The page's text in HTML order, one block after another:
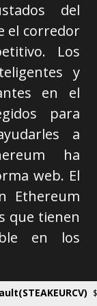
del
el corredor
Los
y
en el
para
a
ha
web. El
Ethereum
que tienen
en los
y
$0.000000